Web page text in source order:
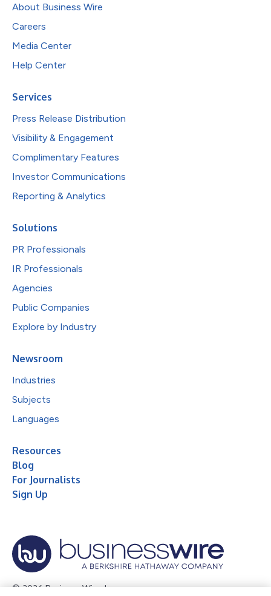
About Business Wire
Careers
Media Center
Help Center
Services
Press Release Distribution
Visibility & Engagement
Complimentary Features
Investor Communications
Reporting & Analytics
Solutions
PR Professionals
IR Professionals
Agencies
Public Companies
Explore by Industry
Newsroom
Industries
Subjects
Languages
Resources
Blog
For Journalists
Sign Up
© 2026 Business Wire, Inc.